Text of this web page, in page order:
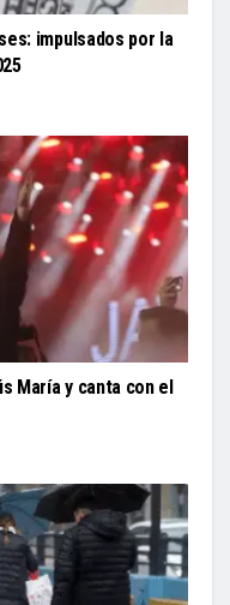
impulsados por la
María y canta con el